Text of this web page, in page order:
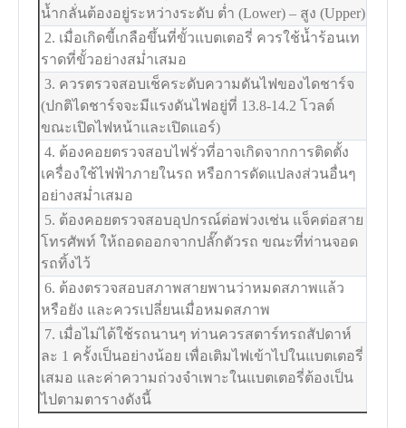
น้ำกลั่นต้องอยู่ระหว่างระดับ ต่ำ (Lower) – สูง (Upper)
2. เมื่อเกิดขี้เกลือขึ้นที่ขั้วแบตเตอรี่ ควรใช้น้ำร้อนเท
ราดที่ขั้วอย่างสม่ำเสมอ
3. ควรตรวจสอบเช็คระดับความดันไฟของไดชาร์จ
(ปกติไดชาร์จจะมีแรงดันไฟอยู่ที่ 13.8-14.2 โวลต์
ขณะเปิดไฟหน้าและเปิดแอร์)
4. ต้องคอยตรวจสอบไฟรั่วที่อาจเกิดจากการติดตั้ง
เครื่องใช้ไฟฟ้าภายในรถ หรือการดัดแปลงส่วนอื่นๆ
อย่างสม่ำเสมอ
5. ต้องคอยตรวจสอบอุปกรณ์ต่อพ่วงเช่น แจ็คต่อสาย
โทรศัพท์ ให้ถอดออกจากปลั๊กตัวรถ ขณะที่ท่านจอด
รถทิ้งไว้
6. ต้องตรวจสอบสภาพสายพานว่าหมดสภาพแล้ว
หรือยัง และควรเปลี่ยนเมื่อหมดสภาพ
7. เมื่อไม่ได้ใช้รถนานๆ ท่านควรสตาร์ทรถสัปดาห์
ละ 1 ครั้งเป็นอย่างน้อย เพื่อเติมไฟเข้าไปในแบตเตอรี่
เสมอ และค่าความถ่วงจำเพาะในแบตเตอรี่ต้องเป็น
ไปตามตารางดังนี้